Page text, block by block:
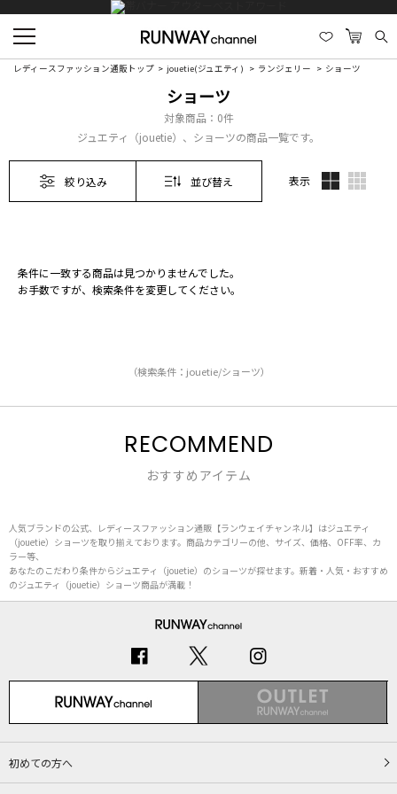
レディースファッション通販トップ jouetie(ジュエティ) ランジェリー ショーツ
ショーツ
対象商品： 0件
ジュエティ（jouetie）、ショーツの商品一覧です。
絞り込み 並び替え 表示
条件に一致する商品は見つかりませんでした。
お手数ですが、検索条件を変更してください。
（検索条件：jouetie/ショーツ）
RECOMMEND
おすすめアイテム
人気ブランドの公式、レディースファッション通販【ランウェイチャンネル】はジュエティ
（jouetie）ショーツを取り揃えております。商品カテゴリーの他、サイズ、価格、OFF率、カ
ラー等、
あなたのこだわり条件からジュエティ（jouetie）のショーツが探せます。新着・人気・おすすめ
のジュエティ（jouetie）ショーツ商品が満載！
初めての方へ